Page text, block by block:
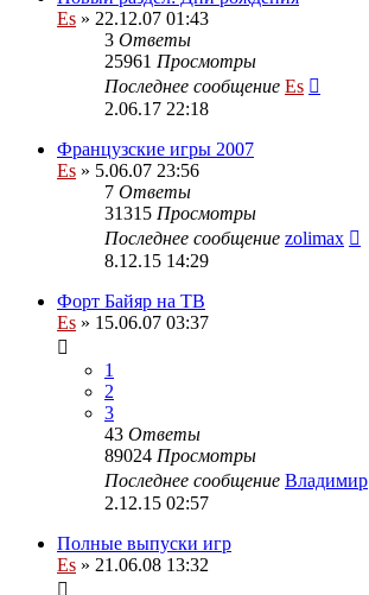
Es » 22.12.07 01:43
3 Ответы
25961 Просмотры
Последнее сообщение Es
2.06.17 22:18
Французские игры 2007
Es » 5.06.07 23:56
7 Ответы
31315 Просмотры
Последнее сообщение zolimax
8.12.15 14:29
Форт Байяр на ТВ
Es » 15.06.07 03:37
1
2
3
43 Ответы
89024 Просмотры
Последнее сообщение Владимир
2.12.15 02:57
Полные выпуски игр
Es » 21.06.08 13:32